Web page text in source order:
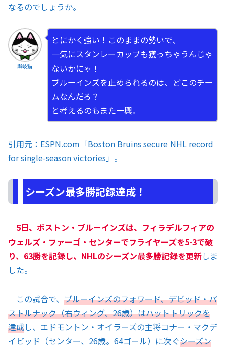
なるのでしょうか。
讃岐猫
とにかく強い！このままの勢いで、
一気にスタンレーカップも獲っちゃうんじゃ
ないかにゃ！
ブルーインズを止められるのは、どこのチー
ムなんだろ？
と考えるのもまた一興。
引用元：ESPN.com「Boston Bruins secure NHL record
for single-season victories 」。
シーズン最多勝記録達成！
5日、ボストン・ブルーインズは、フィラデルフィアの
ウェルズ・ファーゴ・センターでフライヤーズを5-3で破
り、63勝を記録し、NHLのシーズン最多勝記録を更新しま
した。
この試合で、 ブルーインズのフォワード、デビッド・パ
ストルナック（右ウィング、26歳）はハットトリックを
達成し、エドモントン・オイラーズの主将コナー・マクデ
イビッド（センター、26歳。64ゴール）に次ぐシーズン